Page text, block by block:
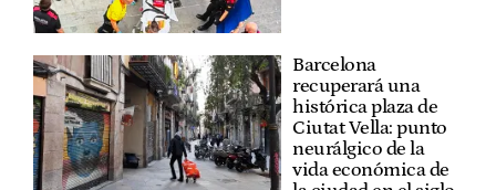
Barcelona
recuperará una
histórica plaza de
Ciutat Vella: punto
neurálgico de la
vida económica de